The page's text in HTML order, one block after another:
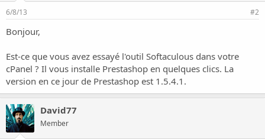
6/8/13 #2
Bonjour,
Est-ce que vous avez essayé l'outil Softaculous dans votre
cPanel ? Il vous installe Prestashop en quelques clics. La
version en ce jour de Prestashop est 1.5.4.1.
David77
Member